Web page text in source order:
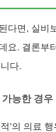
다면, 실비
요. 결론부
다.
능한 경우
’의 의료